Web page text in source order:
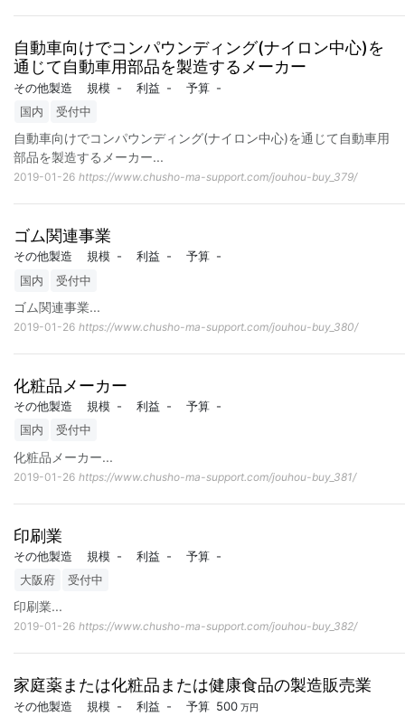
自動車向けでコンパウンディング(ナイロン中心)を
通じて自動車用部品を製造するメーカー
その他製造 規模 - 利益 - 予算 -
国内
受付中
自動車向けでコンパウンディング(ナイロン中心)を通じて自動車用
部品を製造するメーカー...
2019-01-26 https://www.chusho-ma-support.com/jouhou-buy_379/
ゴム関連事業
その他製造 規模 - 利益 - 予算 -
国内
受付中
ゴム関連事業...
2019-01-26 https://www.chusho-ma-support.com/jouhou-buy_380/
化粧品メーカー
その他製造 規模 - 利益 - 予算 -
国内
受付中
化粧品メーカー...
2019-01-26 https://www.chusho-ma-support.com/jouhou-buy_381/
印刷業
その他製造 規模 - 利益 - 予算 -
大阪府
受付中
印刷業...
2019-01-26 https://www.chusho-ma-support.com/jouhou-buy_382/
家庭薬または化粧品または健康食品の製造販売業
その他製造 規模 - 利益 - 予算 500 万円